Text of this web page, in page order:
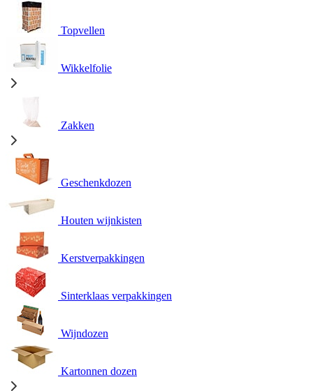
Topvellen
Wikkelfolie
Zakken
Geschenkdozen
Houten wijnkisten
Kerstverpakkingen
Sinterklaas verpakkingen
Wijndozen
Kartonnen dozen